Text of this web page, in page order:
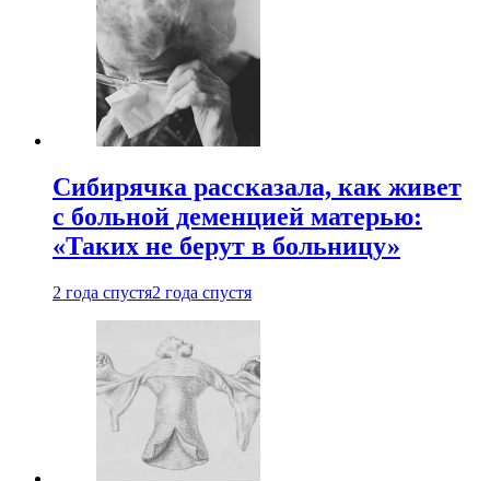
Сибирячка рассказала, как живет
с больной деменцией матерью:
«Таких не берут в больницу»
2 года спустя2 года спустя